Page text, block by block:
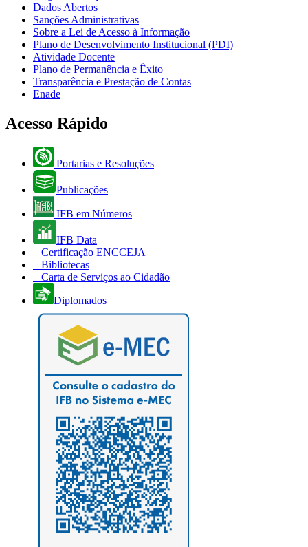
Dados Abertos
Sanções Administrativas
Sobre a Lei de Acesso à Informação
Plano de Desenvolvimento Institucional (PDI)
Atividade Docente
Plano de Permanência e Êxito
Transparência e Prestação de Contas
Enade
Acesso Rápido
Portarias e Resoluções
Publicações
IFB em Números
IFB Data
Certificação ENCCEJA
Bibliotecas
Carta de Serviços ao Cidadão
Diplomados